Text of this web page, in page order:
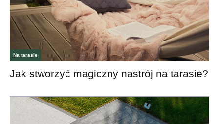
Na tarasie
Jak stworzyć magiczny nastrój na tarasie?